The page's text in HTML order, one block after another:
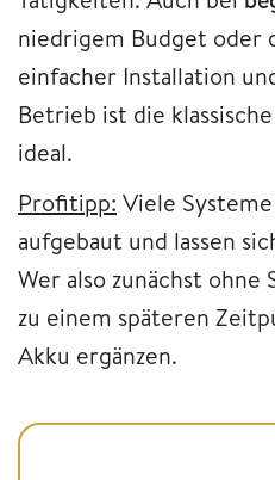
niedrigem Budget oder
einfacher Installation
Betrieb ist die
ideal.
Profitipp: Viele
aufgebaut und lassen
Wer also zunächst
zu einem späteren
Akku ergänzen.